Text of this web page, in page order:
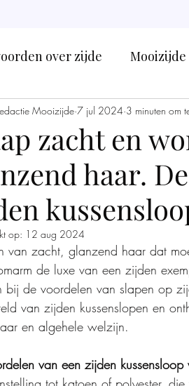
over zijde
Rimpels Zijde als
zacht en
haar.
Mooizijde 7 jul 2024 3 minuten om
op: 12 aug 2024
van zacht, glanzend haar dat
de luxe van een zijden
bij de voordelen van slapen op
van zijden kussenslopen en
en algehele welzijn.
van een zijden